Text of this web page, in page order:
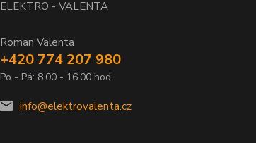
ELEKTRO - VALENTA
Roman Valenta
+420 774 207 980
Po - Pá: 8.00 - 16.00 hod.
info@elektrovalenta.cz